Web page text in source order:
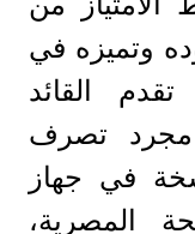
وتميزه في
القائد
مجرد تصرف
في جهاز
المصرية،